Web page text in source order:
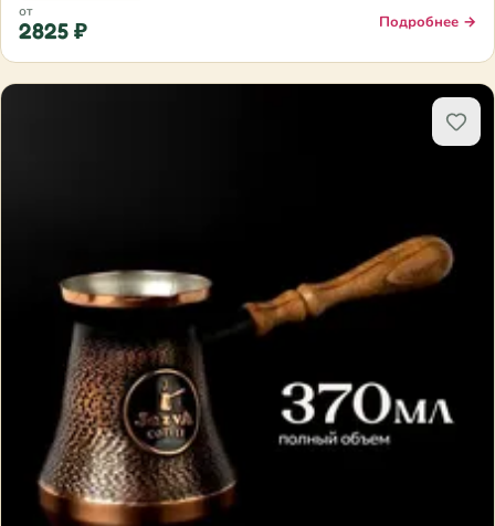
от
2825 ₽ Подробнее →